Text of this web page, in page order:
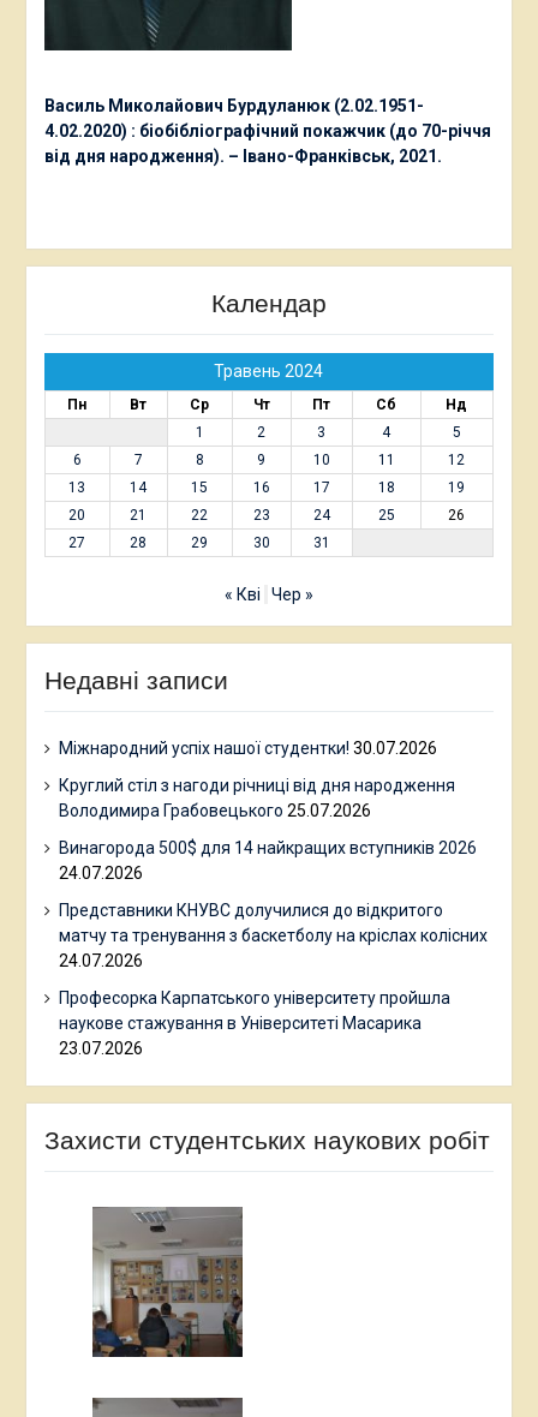
Василь Миколайович Бурдуланюк (2.02.1951-
4.02.2020) : біобібліографічний покажчик (до 70-річчя
від дня народження). – Івано-Франківськ, 2021.
Календар
Травень 2024
Пн Вт Ср Чт Пт Сб
Нд
1
2 3 4
5
6
7 8 9 10 11
12
13
14 15 16 17 18
19
20
21 22 23 24 25
26
27
28 29 30 31
« Кві Чер »
Недавні записи
Міжнародний успіх нашої студентки! 30.07.2026
Круглий стіл з нагоди річниці від дня народження
Володимира Грабовецького 25.07.2026
Винагорода 500$ для 14 найкращих вступників 2026
24.07.2026
Представники КНУВС долучилися до відкритого
матчу та тренування з баскетболу на кріслах колісних
24.07.2026
Професорка Карпатського університету пройшла
наукове стажування в Університеті Масарика
23.07.2026
Захисти студентських наукових робіт